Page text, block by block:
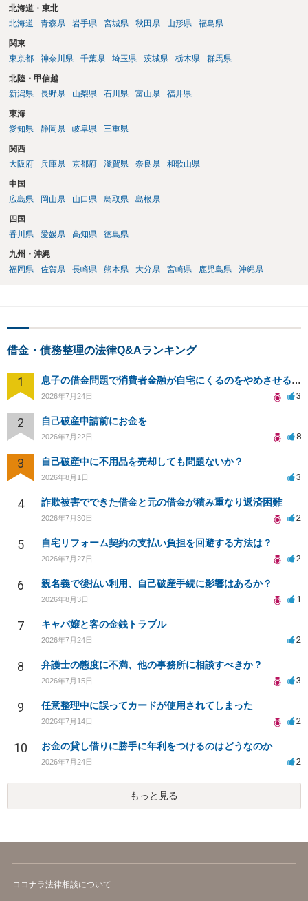
北海道・東北
北海道
青森県 岩手県 宮城県 秋田県 山形県 福島県
関東
東京都
神奈川県 千葉県 埼玉県 茨城県 栃木県 群馬県
北陸・甲信越
新潟県
長野県 山梨県 石川県 富山県 福井県
東海
愛知県
静岡県 岐阜県 三重県
関西
大阪府
兵庫県 京都府 滋賀県 奈良県 和歌山県
中国
広島県
岡山県 山口県 鳥取県 島根県
四国
香川県
愛媛県 高知県 徳島県
九州・沖縄
福岡県
佐賀県 長崎県 熊本県 大分県 宮崎県 鹿児島県 沖縄県
借金・債務整理の法律Q&Aランキング
1 息子の借金問題で消費者金融が自宅にくるのをやめさせる方法はないですか？
2026年7月24日 3
2 自己破産申請前にお金を
2026年7月22日 8
3 自己破産中に不用品を売却しても問題ないか？
2026年8月1日 3
4 詐欺被害でできた借金と元の借金が積み重なり返済困難
2026年7月30日 2
5 自宅リフォーム契約の支払い負担を回避する方法は？
2026年7月27日 2
6 親名義で後払い利用、自己破産手続に影響はあるか？
2026年8月3日 1
7 キャバ嬢と客の金銭トラブル
2026年7月24日 2
8 弁護士の態度に不満、他の事務所に相談すべきか？
2026年7月15日 3
9 任意整理中に誤ってカードが使用されてしまった
2026年7月14日 2
10 お金の貸し借りに勝手に年利をつけるのはどうなのか
2026年7月24日 2
もっと見る
ココナラ法律相談について